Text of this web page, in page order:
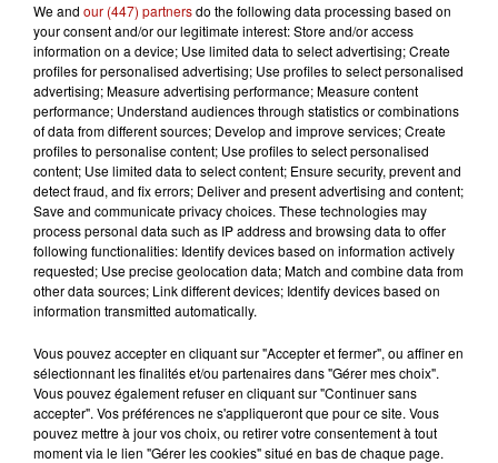
disponible,sur ce site.
We and our (447) partnersdo the following data processing based on
your consent and/or our legitimate interest: Store and/or access
information on a device; Use limited data to select advertising; Create
profiles for personalised advertising; Use profiles to select personalised
advertising; Measure advertising performance; Measure content
performance; Understand audiences through statistics or combinations
of data from different sources; Develop and improve services; Create
profiles to personalise content; Use profiles to select personalised
content; Use limited data to select content; Ensure security, prevent and
detect fraud, and fix errors; Deliver and present advertising and content;
Save and communicate privacy choices. These technologies may
process personal data such as IP address and browsing data to offer
following functionalities: Identify devices based on information actively
requested; Use precise geolocation data; Match and combine data from
other data sources; Link different devices; Identify devices based on
information transmitted automatically.
Vous pouvez accepter en cliquant sur "Accepter et fermer", ou affiner en
sélectionnant les finalités et/ou partenaires dans "Gérer mes choix".
Vous pouvez également refuser en cliquant sur "Continuer sans
accepter". Vos préférences ne s'appliqueront que pour ce site. Vous
pouvez mettre à jour vos choix, ou retirer votre consentement à tout
moment via le lien "Gérer les cookies" situé en bas de chaque page.